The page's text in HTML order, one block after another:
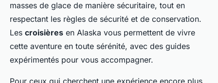
masses de glace de manière sécuritaire, tout en
respectant les règles de sécurité et de conservation.
Les croisières en Alaska vous permettent de vivre
cette aventure en toute sérénité, avec des guides
expérimentés pour vous accompagner.